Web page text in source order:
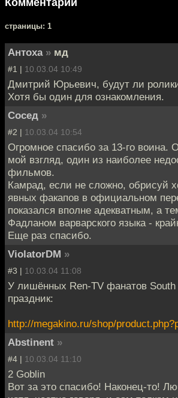
cтраницы: 1
Антоха » мд
#1 | 10.03.04 10:49
Дмитрий Юрьевич, будут ли
Хотя бы один для ознакомления.
Сосед »
#2 | 10.03.04 10:54
Огромное спасибо за 13-го воина.
мой взгляд, один из наиболее
фильмов.
Камрад, если не сложно, обрисуй
явных факапов в официальном
показался вполне адекватным, а
Фадланом варварского языка -
Еще раз спасибо.
ViolatorDM »
#3 | 10.03.04 11:08
У лишённых Ren-TV фанатов South
праздник:
http://megakino.ru/shop/
Abstinent »
#4 | 10.03.04 11:10
2 Goblin
Вот за это спасибо! Наконец-то!